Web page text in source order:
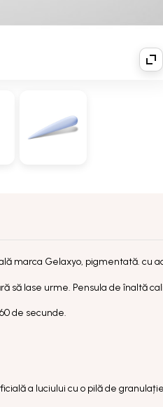
marca Gelaxyo, pigmentată. cu
să lase urme. Pensula de înaltă
de secunde.
a luciului cu o pilă de